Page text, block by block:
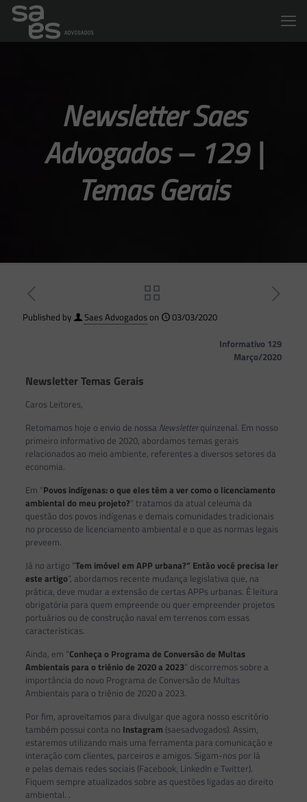
Newsletter Saes
Advogados – 129 |
Temas Gerais
Published by Saes Advogadoson
03/03/2020
Informativo 129
Março/2020
Newsletter Temas Gerais
Caros Leitores,
Retomamos hoje o envio de nossa Newsletterquinzenal. Em nosso
primeiro informativo de 2020, abordamos temas gerais
relacionados ao meio ambiente, referentes a diversos setores da
economia.
Em “Povos indígenas: o que eles têm a ver como o licenciamento
ambiental do meu projeto?” tratamos da atual celeuma da
questão dos povos indígenas e demais comunidades tradicionais
no processo de licenciamento ambiental e o que as normas legais
preveem.
Já no artigo “Tem imóvel em APP urbana?” Então você precisa ler
este artigo”, abordamos recente mudança legislativa que, na
prática, deve mudar a extensão de certas APPs urbanas. É leitura
obrigatória para quem empreende ou quer empreender projetos
portuários ou de construção naval em terrenos com essas
características.
Ainda, em “Conheça o Programa de Conversão de Multas
Ambientais para o triênio de 2020 a 2023” discorremos sobre a
importância do novo Programa de Conversão de Multas
Ambientais para o triênio de 2020 a 2023.
Por fim, aproveitamos para divulgar que agora nosso escritório
também possui conta no Instagram (saesadvogados). Assim,
estaremos utilizando mais uma ferramenta para comunicação e
interação com clientes, parceiros e amigos. Sigam-nos por lá
e pelas demais redes sociais (Facebook, LinkedIn e Twitter).
Fiquem sempre atualizados sobre as questões ligadas ao direito
ambiental. .